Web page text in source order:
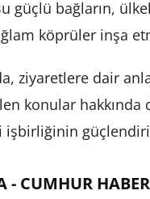
güçlü bağların,
köprüler inşa
ziyaretlere dair
konular hakkında
işbirliğinin
- CUMHUR